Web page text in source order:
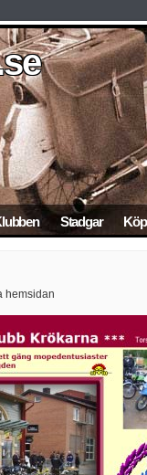
Stadgar
hemsidan